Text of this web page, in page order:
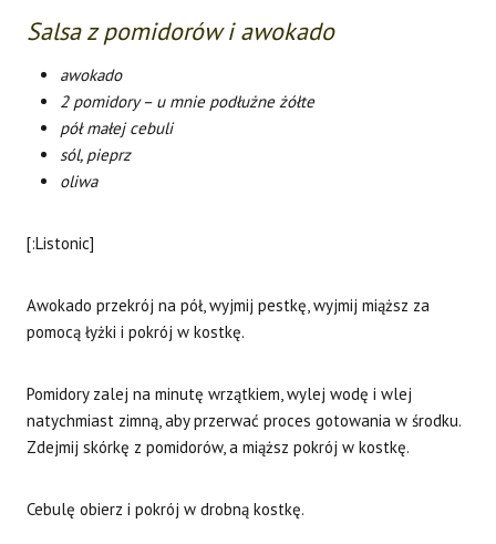
Salsa z pomidorów i awokado
awokado
2 pomidory – u mnie podłużne żółte
pół małej cebuli
sól, pieprz
oliwa
[:Listonic]
Awokado przekrój na pół, wyjmij pestkę, wyjmij miąższ za
pomocą łyżki i pokrój w kostkę.
Pomidory zalej na minutę wrzątkiem, wylej wodę i wlej
natychmiast zimną, aby przerwać proces gotowania w środku.
Zdejmij skórkę z pomidorów, a miąższ pokrój w kostkę.
Cebulę obierz i pokrój w drobną kostkę.